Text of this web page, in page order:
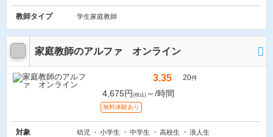
教師タイプ 学生家庭教師
家庭教師のアルファ オンライン
3.35 20件
4,675円 (税込) ～/時間
無料体験あり
対象 幼児 小学生 中学生 高校生 浪人生